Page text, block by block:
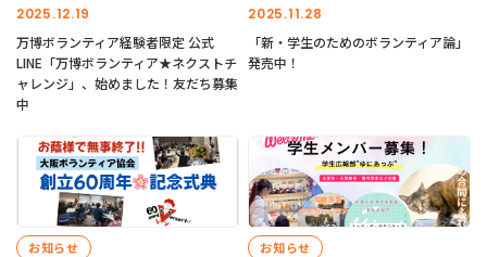
2025.12.19
万博ボランティア経験者限定 公式
LINE「万博ボランティア★ネクストチ
ャレンジ」、始めました！友だち募集
中
2025.11.28
「新・学生のためのボランティア論」
発売中！
お知らせ お知らせ